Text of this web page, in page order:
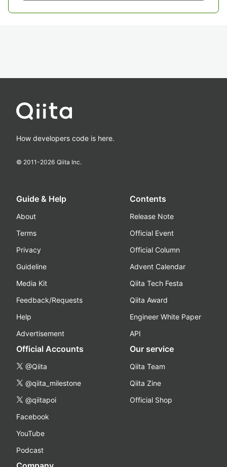
How developers code is here.
© 2011-2026 Qiita Inc.
Guide & Help
About
Terms
Privacy
Guideline
Media Kit
Feedback/Requests
Help
Advertisement
Contents
Release Note
Official Event
Official Column
Advent Calendar
Qiita Tech Festa
Qiita Award
Engineer White Paper
API
Official Accounts
@Qiita
@qiita_milestone
@qiitapoi
Facebook
YouTube
Podcast
Our service
Qiita Team
Qiita Zine
Official Shop